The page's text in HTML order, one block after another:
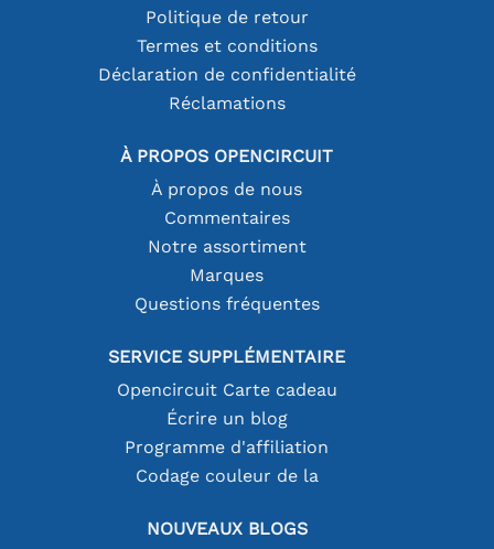
Politique de retour
Termes et conditions
Déclaration de confidentialité
Réclamations
À PROPOS OPENCIRCUIT
À propos de nous
Commentaires
Notre assortiment
Marques
Questions fréquentes
SERVICE SUPPLÉMENTAIRE
Opencircuit Carte cadeau
Écrire un blog
Programme d'affiliation
Codage couleur de la
NOUVEAUX BLOGS